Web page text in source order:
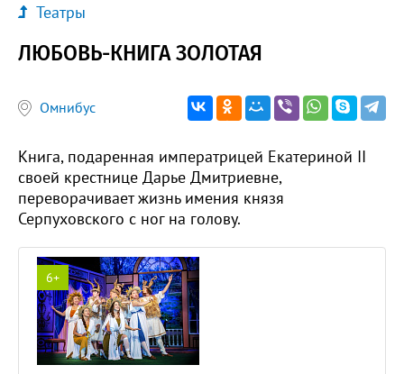
Театры
ЛЮБОВЬ-КНИГА ЗОЛОТАЯ
Омнибус
Книга, подаренная императрицей Екатериной II
своей крестнице Дарье Дмитриевне,
переворачивает жизнь имения князя
Серпуховского с ног на голову.
6+